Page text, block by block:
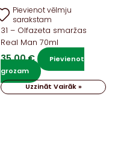
Pievienot vēlmju
sarakstam
31 – Olfazeta smaržas
Real Man 70ml
35,00€
Pievienot
grozam
Uzzināt Vairāk »